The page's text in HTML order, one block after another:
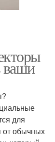
ваши
для
от обычных